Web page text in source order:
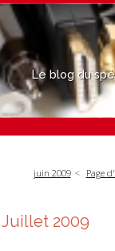
Le blog du
juin 2009 Page
Juillet 2009